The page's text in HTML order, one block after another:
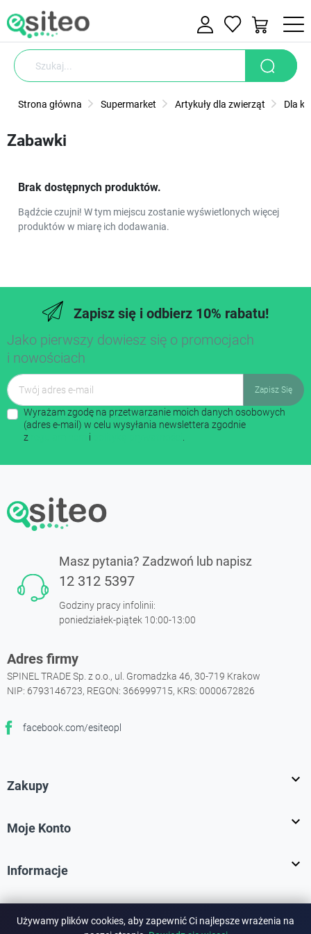
Strona główna Supermarket Artykuły dla zwierząt Dla
Zabawki
Brak dostępnych produktów.
Bądźcie czujni! W tym miejscu zostanie wyświetlonych więcej
produktów w miarę ich dodawania.
Zapisz się i odbierz 10% rabatu!
Jako pierwszy dowiesz się o promocjach
i nowościach
Wyrażam zgodę na przetwarzanie moich danych osobowych
(adres e-mail) w celu wysyłania newslettera zgodnie
z
i
Masz pytania? Zadzwoń lub napisz
12 312 5397
Godziny pracy infolinii:
poniedziałek-piątek 10:00-13:00
Adres firmy
SPINEL TRADE Sp. z o.o., ul. Gromadzka 46, 30-719 Krakow
NIP: 6793146723, REGON: 366999715, KRS: 0000672826
facebook.com/esiteopl
Facebook
Zakupy 
Moje Konto 
Informacje 
Bezpieczne płatności:
Używamy plików cookies, aby zapewnić Ci najlepsze wrażenia na